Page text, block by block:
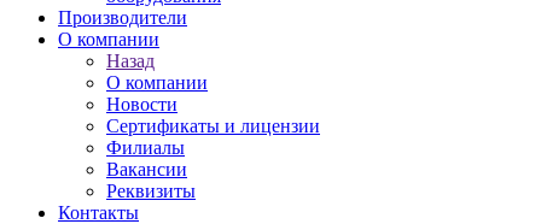
Производители
О компании
Назад
О компании
Новости
Сертификаты и лицензии
Филиалы
Вакансии
Реквизиты
Контакты